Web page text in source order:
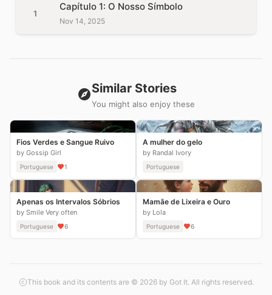
1
Capítulo 1: O Nosso Símbolo
Nov 14, 2025
Similar Stories
You might also enjoy these
Fios Verdes e Sangue Ruivo
by Gossip Girl
Portuguese 1
A mulher do gelo
by Randal Ivory
Portuguese
Apenas os Intervalos Sóbrios
by Smile Very often
Portuguese 6
Mamãe de Lixeira e Ouro
by Lola
Portuguese 6
This book and its contents are © 2026 by Got It. All rights reserved.